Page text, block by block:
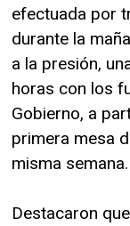
efectuada por
durante la
a la presión,
horas con los
Gobierno, a
primera mesa
misma semana.
Destacaron